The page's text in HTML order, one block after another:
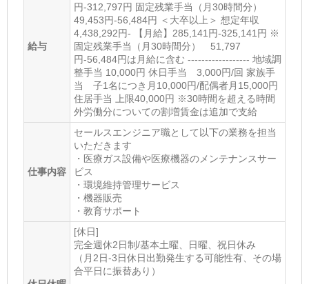
給与
円-312,797円 固定残業手当（月30時間分）
49,453円-56,484円 ＜大卒以上＞ 想定年収
4,438,292円- 【月給】285,141円-325,141円 ※
固定残業手当（月30時間分） 51,797
円-56,484円は月給に含む ------------------ 地域調
整手当 10,000円 休日手当 3,000円/回 家族手
当 子1名につき月10,000円/配偶者月15,000円
住居手当 上限40,000円 ※30時間を超える時間
外労働分についての割増賃金は追加で支給
仕事内容
セールスエンジニア職として以下の業務を担当
いただきます
・医療ガス設備や医療機器のメンテナンスサー
ビス
・環境維持管理サービス
・機器販売
・教育サポート
[休日]
完全週休2日制/基本土曜、日曜、祝日休み
（月2日-3日休日出勤発生する可能性有、その場
合平日に振替あり）